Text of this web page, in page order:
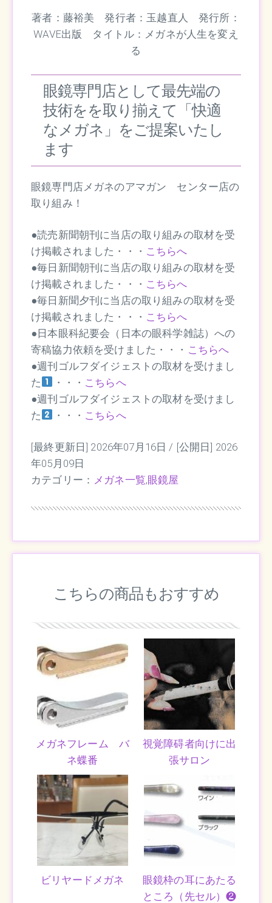
著者：藤裕美 発行者：玉越直人 発行所：
WAVE出版 タイトル：メガネが人生を変え
る
眼鏡専門店として最先端の
技術をを取り揃えて「快適
なメガネ」をご提案いたし
ます
眼鏡専門店メガネのアマガン センター店の
取り組み！
●読売新聞朝刊に当店の取り組みの取材を受
け掲載されました・・・ こちらへ
●毎日新聞朝刊に当店の取り組みの取材を受
け掲載されました・・・ こちらへ
●毎日新聞夕刊に当店の取り組みの取材を受
け掲載されました・・・ こちらへ
●日本眼科紀要会（日本の眼科学雑誌）への
寄稿協力依頼を受けました・・・ こちらへ
●週刊ゴルフダイジェストの取材を受けまし
た
・・・ こちらへ
●週刊ゴルフダイジェストの取材を受けまし
た
・・・ こちらへ
[最終更新日] 2026年07月16日 / [公開日] 2026
年05月09日
カテゴリー： メガネ一覧,眼鏡屋
こちらの商品もおすすめ
メガネフレーム バ
ネ蝶番
視覚障碍者向けに出
張サロン
ビリヤードメガネ
眼鏡枠の耳にあたる
ところ（先セル）❷